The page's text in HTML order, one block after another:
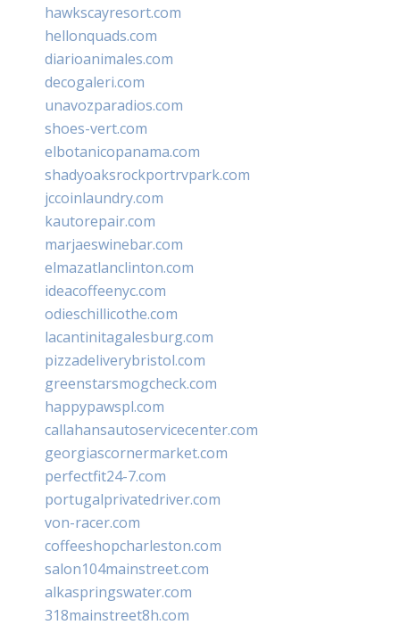
hawkscayresort.com
hellonquads.com
diarioanimales.com
decogaleri.com
unavozparadios.com
shoes-vert.com
elbotanicopanama.com
shadyoaksrockportrvpark.com
jccoinlaundry.com
kautorepair.com
marjaeswinebar.com
elmazatlanclinton.com
ideacoffeenyc.com
odieschillicothe.com
lacantinitagalesburg.com
pizzadeliverybristol.com
greenstarsmogcheck.com
happypawspl.com
callahansautoservicecenter.com
georgiascornermarket.com
perfectfit24-7.com
portugalprivatedriver.com
von-racer.com
coffeeshopcharleston.com
salon104mainstreet.com
alkaspringswater.com
318mainstreet8h.com